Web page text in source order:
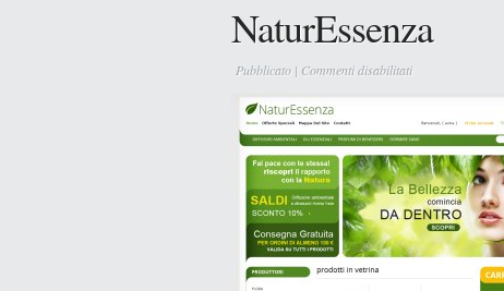
NaturEssenza
Pubblicato | Commenti disabilitatisu